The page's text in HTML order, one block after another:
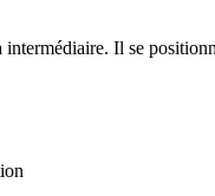
Il se